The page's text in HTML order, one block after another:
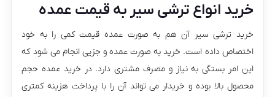
خرید انواع ترشی سیر به قیمت عمده
خرید ترشی سیر آن هم به صورت عمده قیمت کمی را به خود
اختصاص داده است. خرید به صورت عمده و جزیی انجام می شود که
این امر بستگی به نیاز و مصرف مشتری دارد. در خرید عمده حجم
محصول بالا بوده و خریدار می تواند آن را با پرداخت هزینه کمتری